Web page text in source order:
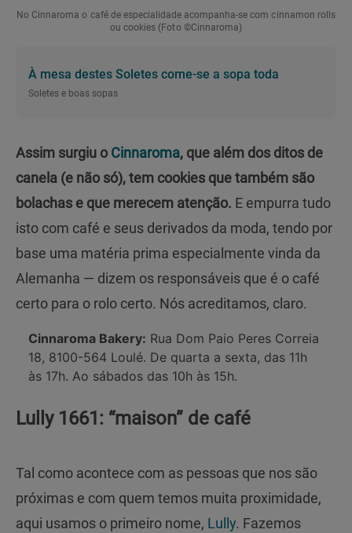
No Cinnaroma o café de especialidade acompanha-se com cinnamon rolls
ou cookies (Foto ©Cinnaroma)
À mesa destes Soletes come-se a sopa toda
Soletes e boas sopas
Assim surgiu o Cinnaroma, que além dos ditos de
canela (e não só), tem cookies que também são
bolachas e que merecem atenção. E empurra tudo
isto com café e seus derivados da moda, tendo por
base uma matéria prima especialmente vinda da
Alemanha — dizem os responsáveis que é o café
certo para o rolo certo. Nós acreditamos, claro.
Cinnaroma Bakery: Rua Dom Paio Peres Correia
18, 8100-564 Loulé. De quarta a sexta, das 11h
às 17h. Ao sábados das 10h às 15h.
Lully 1661: “maison” de café
Tal como acontece com as pessoas que nos são
próximas e com quem temos muita proximidade,
aqui usamos o primeiro nome, Lully. Fazemos